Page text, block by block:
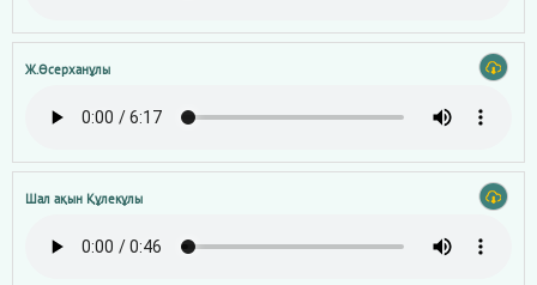
Ж.Өсерханұлы
Шал ақын Құлекұлы